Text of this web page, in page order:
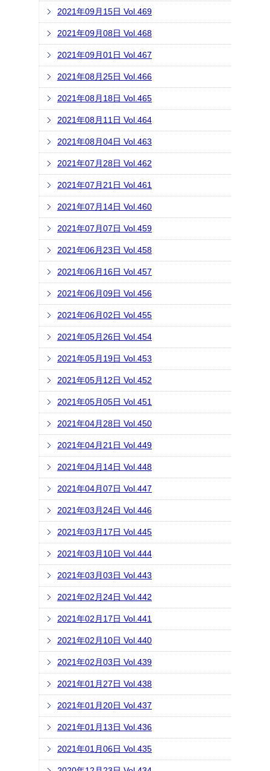
2021年09月15日 Vol.469
2021年09月08日 Vol.468
2021年09月01日 Vol.467
2021年08月25日 Vol.466
2021年08月18日 Vol.465
2021年08月11日 Vol.464
2021年08月04日 Vol.463
2021年07月28日 Vol.462
2021年07月21日 Vol.461
2021年07月14日 Vol.460
2021年07月07日 Vol.459
2021年06月23日 Vol.458
2021年06月16日 Vol.457
2021年06月09日 Vol.456
2021年06月02日 Vol.455
2021年05月26日 Vol.454
2021年05月19日 Vol.453
2021年05月12日 Vol.452
2021年05月05日 Vol.451
2021年04月28日 Vol.450
2021年04月21日 Vol.449
2021年04月14日 Vol.448
2021年04月07日 Vol.447
2021年03月24日 Vol.446
2021年03月17日 Vol.445
2021年03月10日 Vol.444
2021年03月03日 Vol.443
2021年02月24日 Vol.442
2021年02月17日 Vol.441
2021年02月10日 Vol.440
2021年02月03日 Vol.439
2021年01月27日 Vol.438
2021年01月20日 Vol.437
2021年01月13日 Vol.436
2021年01月06日 Vol.435